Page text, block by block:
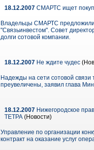
18.12.2007 СМАРТС ищет
Владельцы СМАРТС предложили
"Связьинвестом". Совет
долги сотовой компании.
18.12.2007 Не ждите чудес
Надежды на сети сотовой
преувеличены, заявил глава
18.12.2007 Нижегородское
ТЕТРА (Новости)
Управление по организации
контракт на оказание услуг